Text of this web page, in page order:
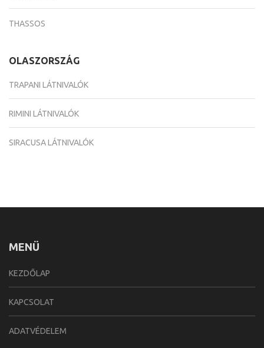
THASSOS
OLASZORSZÁG
TRAPANI LÁTNIVALÓK
RIMINI LÁTNIVALÓK
SIRACUSA LÁTNIVALÓK
MENÜ
KEZDŐLAP
KAPCSOLAT
ADATVÉDELEM